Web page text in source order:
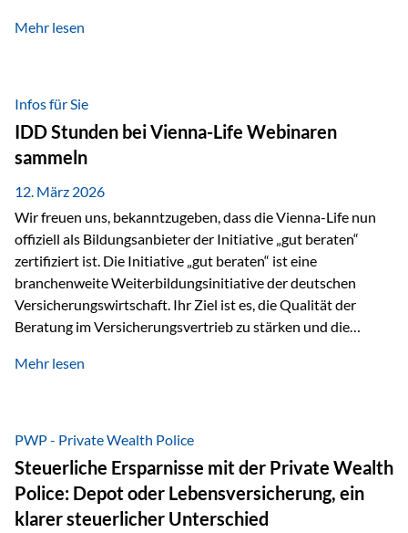
„Erfolgsformel Liechtenstein“, herausgegeben und verfasst
Vermögensschutz strategisch miteinander verbindet.
Warum klassische Nachfolgeplanung oft scheitert Viele
Vermögen werden erst im Todesfall übertragen. Das kann zu
Problemen führen: Hohe Erbschaftsteuern Streitigkeiten
zwischen Erben Liquiditätsprobleme bei Immobilien…
Mehr lesen
Infos für Sie
IDD Stunden bei Vienna-Life Webinaren
sammeln
12. März 2026
Wir freuen uns, bekanntzugeben, dass die Vienna-Life nun
offiziell als Bildungsanbieter der Initiative „gut beraten“
zertifiziert ist. Die Initiative „gut beraten“ ist eine
branchenweite Weiterbildungsinitiative der deutschen
Versicherungswirtschaft. Ihr Ziel ist es, die Qualität der
Beratung im Versicherungsvertrieb zu stärken und die
Personen transparent zu dokumentieren. Seit der
Stunden pro Jahr für vertrieblich tätige Personen in der
Versicherungsbranche. Über die Weiterbildungsdatenbank
von „gut beraten“ können absolvierte Bildungsmaßnahmen
zentral erfasst und dokumentiert werden. „gut beraten“
zertifiziert Als zertifizierter Bildungsanbieter können unsere
Mehr lesen
PWP - Private Wealth Police
Steuerliche Ersparnisse mit der Private Wealth
Police: Depot oder Lebensversicherung, ein
klarer steuerlicher Unterschied